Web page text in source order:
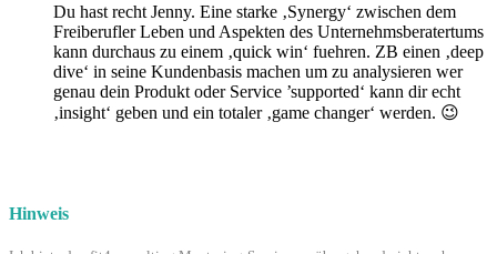
Du hast recht Jenny. Eine starke ‚Synergy‘ zwischen dem
Freiberufler Leben und Aspekten des Unternehmsberatertums
kann durchaus zu einem ‚quick win‘ fuehren. ZB einen ‚deep
dive‘ in seine Kundenbasis machen um zu analysieren wer
genau dein Produkt oder Service ’supported‘ kann dir echt
‚insight‘ geben und ein totaler ‚game changer‘ werden. 😉
Hinweis